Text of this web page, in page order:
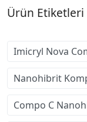
Ürün Etiketleri
Imicryl Nova
Nanohibrit
Compo C